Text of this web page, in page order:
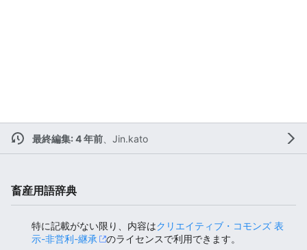
最終編集: 4 年前、 Jin.kato
畜産用語辞典
特に記載がない限り、内容はクリエイティブ・コモンズ 表
示-非営利-継承
のライセンスで利用できます。